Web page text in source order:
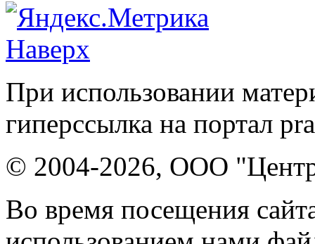
Наверх
При использовании
гиперссылка на портал
© 2004-2026, ООО "Центр
Во время посещения